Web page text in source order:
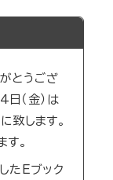
とうござ
日（金）は
致します。
す。
たEブック